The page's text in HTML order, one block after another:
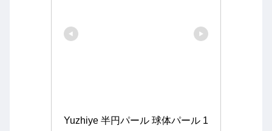
Yuzhiye 半円パール 球体パール 1